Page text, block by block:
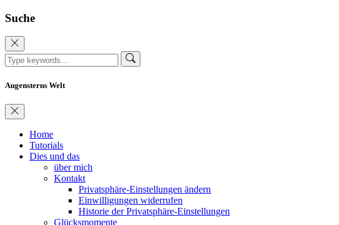
Suche
Augensterns Welt
Home
Tutorials
Dies und das
über mich
Kontakt
Privatsphäre-Einstellungen ändern
Einwilligungen widerrufen
Historie der Privatsphäre-Einstellungen
Glücksmomente